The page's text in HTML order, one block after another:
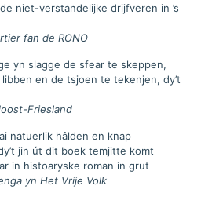
niet-verstandelijke drijfveren in ’s
fan de RONO
yn slagge de sfear te skeppen,
en de tsjoen te tekenjen, dy’t
Friesland
natuerlik hâlden en knap
jin út dit boek temjitte komt
in histoaryske roman in grut
yn Het Vrije Volk